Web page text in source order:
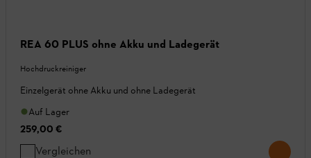
REA 60 PLUS ohne Akku und Ladegerät
Hochdruckreiniger
Einzelgerät ohne Akku und ohne Ladegerät
Auf Lager
259,00 €
Vergleichen